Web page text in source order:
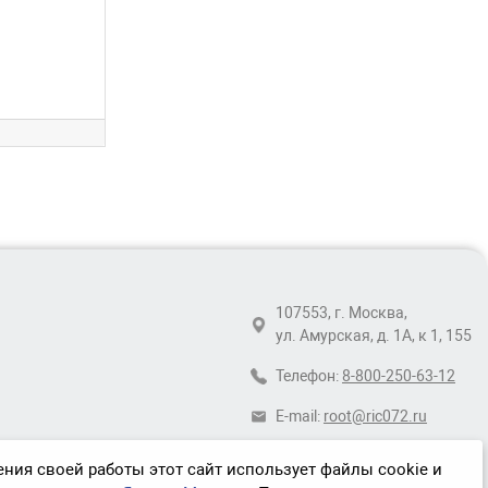
107553, г. Москва,
ул. Амурская, д. 1А, к 1, 155
Телефон: 8-800-250-63-12
E-mail: root@ric072.ru
своей работы этот сайт использует файлы cookie и